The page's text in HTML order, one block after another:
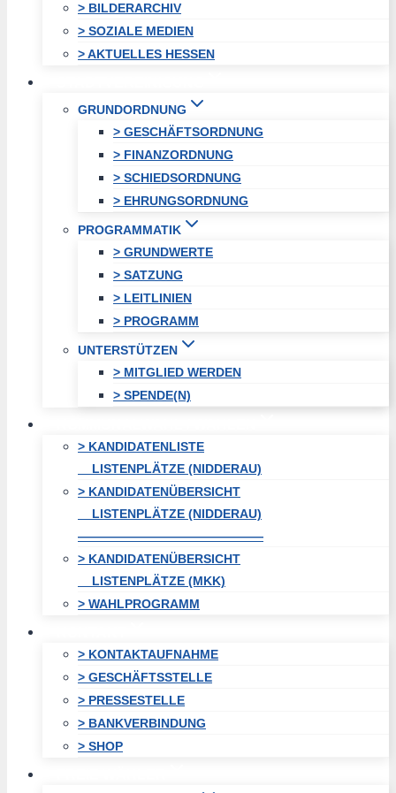
> BILDERARCHIV
> SOZIALE MEDIEN
> AKTUELLES HESSEN
GRUNDORDNUNG
> GESCHÄFTSORDNUNG
> FINANZORDNUNG
> SCHIEDSORDNUNG
> EHRUNGSORDNUNG
PROGRAMMATIK
> GRUNDWERTE
> SATZUNG
> LEITLINIEN
> PROGRAMM
UNTERSTÜTZEN
> MITGLIED WERDEN
> SPENDE(N)
> KANDIDATENLISTE
LISTENPLÄTZE (NIDDERAU)
> KANDIDATENÜBERSICHT
LISTENPLÄTZE (NIDDERAU)
———————————————
> KANDIDATENÜBERSICHT
LISTENPLÄTZE (MKK)
> WAHLPROGRAMM
> KONTAKTAUFNAHME
> GESCHÄFTSSTELLE
> PRESSESTELLE
> BANKVERBINDUNG
> SHOP